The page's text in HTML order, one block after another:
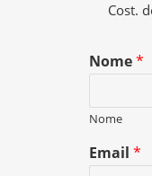
Cost.
Nome*
Nome
Email *